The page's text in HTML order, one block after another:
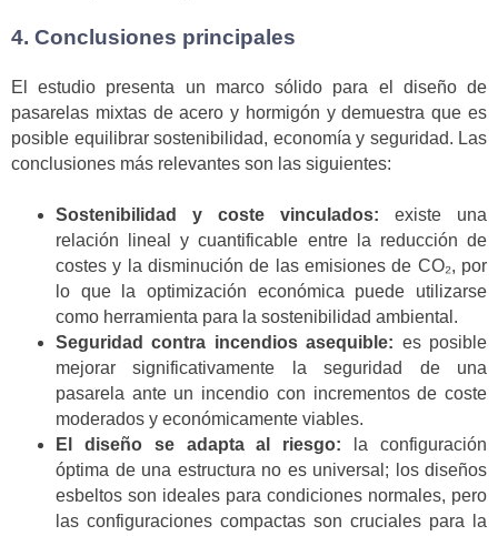
4. Conclusiones principales
El estudio presenta un marco sólido para el diseño de
pasarelas mixtas de acero y hormigón y demuestra que es
posible equilibrar sostenibilidad, economía y seguridad. Las
conclusiones más relevantes son las siguientes:
Sostenibilidad y coste vinculados: existe una
relación lineal y cuantificable entre la reducción de
costes y la disminución de las emisiones de CO₂, por
lo que la optimización económica puede utilizarse
como herramienta para la sostenibilidad ambiental.
Seguridad contra incendios asequible: es posible
mejorar significativamente la seguridad de una
pasarela ante un incendio con incrementos de coste
moderados y económicamente viables.
El diseño se adapta al riesgo: la configuración
óptima de una estructura no es universal; los diseños
esbeltos son ideales para condiciones normales, pero
las configuraciones compactas son cruciales para la